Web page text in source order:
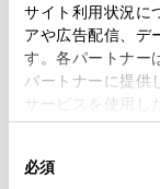
サイト利用状況に
アや広告配信、デ
す。各パートナー
パートナーに提供
サービスを使用し
使用することがあ
必須
TEEMOアプリ
き状況を確認で